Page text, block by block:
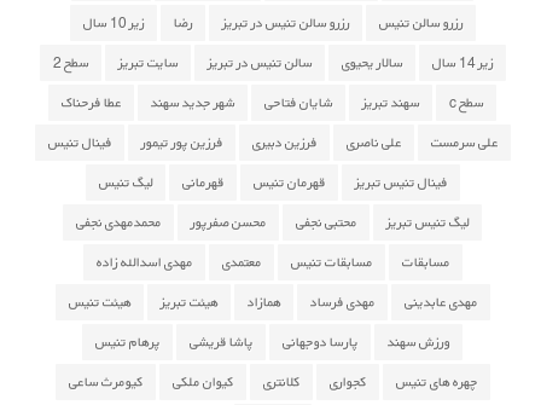
رزرو سالن تنیس رزرو سالن تنیس در تبریز رضا زیر 10 سال
زیر 14 سال سالار یحیوی سالن تنیس در تبریز سایت تبریز سطح 2
سطح c سهند تبریز شایان فتاحی شهر جدید سهند عطا فرحناک
علی سرمست علی ناصری فرزین دبیری فرزین پور تیمور فینال تنیس
فینال تنیس تبریز قهرمان تنیس قهرمانی لیگ تنیس
لیگ تنیس تبریز محتبی نجفی محسن صفرپور محمدمهدی نجفی
مسابقات مسابقات تنیس معتمدی مهدی اسدالله زاده
مهدی عابدینی مهدی فرساد همازاد هیئت تبریز هیئت تنیس
ورزش سهند پارسا دوجهانی پاشا قریشی پرهام تنیس
چهره های تنیس کجواری کلانتری کیوان ملکی کیومرث ساعی